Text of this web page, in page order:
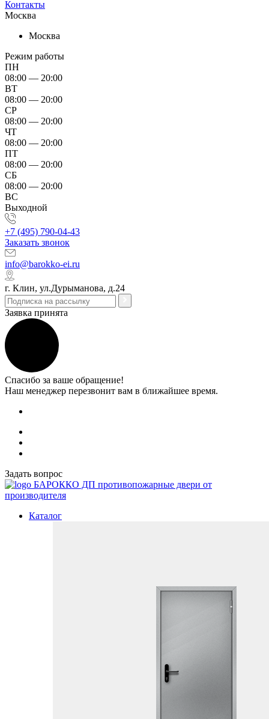
Контакты
Москва
Москва
Режим работы
ПН
08:00 — 20:00
ВТ
08:00 — 20:00
СР
08:00 — 20:00
ЧТ
08:00 — 20:00
ПТ
08:00 — 20:00
СБ
08:00 — 20:00
ВС
Выходной
+7 (495) 790-04-43
Заказать звонок
info@barokko-ei.ru
г. Клин, ул.Дурыманова, д.24
Заявка принята
Спасибо за ваше обращение!
Наш менеджер перезвонит вам в ближайшее время.
Задать вопрос
БАРОККО ДП противопожарные двери от
производителя
Каталог